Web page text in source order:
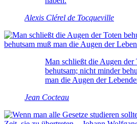
Alexis Clérel de Tocqueville
Man schließt die Augen der
behutsam; nicht minder
man die Augen der
Jean Cocteau